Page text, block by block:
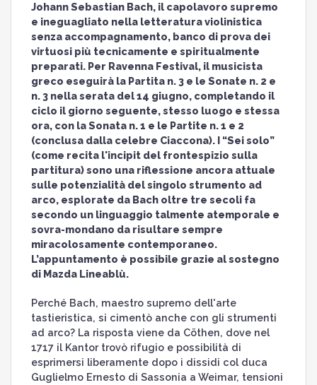
Johann Sebastian Bach, il capolavoro supremo
e ineguagliato nella letteratura violinistica
senza accompagnamento, banco di prova dei
virtuosi più tecnicamente e spiritualmente
preparati. Per Ravenna Festival, il musicista
greco eseguirà la Partita n. 3 e le Sonate n. 2 e
n. 3 nella serata del 14 giugno, completando il
ciclo il giorno seguente, stesso luogo e stessa
ora, con la Sonata n. 1 e le Partite n. 1 e 2
(conclusa dalla celebre Ciaccona). I “Sei solo”
(come recita l'incipit del frontespizio sulla
partitura) sono una riflessione ancora attuale
sulle potenzialità del singolo strumento ad
arco, esplorate da Bach oltre tre secoli fa
secondo un linguaggio talmente atemporale e
sovra-mondano da risultare sempre
miracolosamente contemporaneo.
L’appuntamento è possibile grazie al sostegno
di Mazda Lineablù.
Perché Bach, maestro supremo dell'arte
tastieristica, si cimentò anche con gli strumenti
ad arco? La risposta viene da Cöthen, dove nel
1717 il Kantor trovò rifugio e possibilità di
esprimersi liberamente dopo i dissidi col duca
Guglielmo Ernesto di Sassonia a Weimar, tensioni